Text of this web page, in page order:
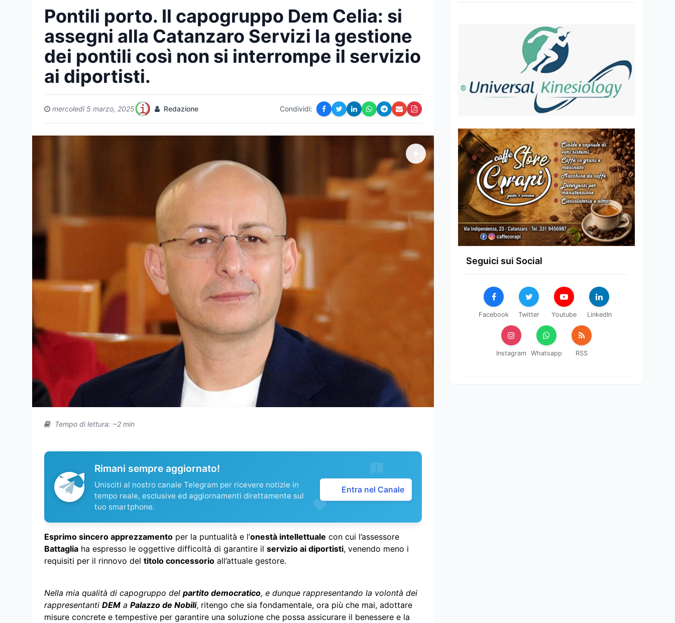
Pontili porto. Il capogruppo Dem Celia: si
assegni alla Catanzaro Servizi la gestione
dei pontili così non si interrompe il servizio
ai diportisti.
mercoledì 5 marzo, 2025 Redazione Condividi:
Tempo di lettura: ~2 min
Rimani sempre aggiornato!
Unisciti al nostro canale Telegram per ricevere notizie in
tempo reale, esclusive ed aggiornamenti direttamente sul
tuo smartphone.
Entra nel Canale
Esprimo sincero apprezzamento per la puntualità e l’onestà intellettuale con cui l’assessore
Battaglia ha espresso le oggettive difficoltà di garantire il servizio ai diportisti, venendo meno i
requisiti per il rinnovo del titolo concessorio all’attuale gestore.
Nella mia qualità di capogruppo del partito democratico, e dunque rappresentando la volontà dei
rappresentanti DEM a Palazzo de Nobili, ritengo che sia fondamentale, ora più che mai, adottare
misure concrete e tempestive per garantire una soluzione che possa assicurare il benessere e la
Seguici sui Social
Facebook Twitter Youtube LinkedIn
Instagram Whatsapp RSS